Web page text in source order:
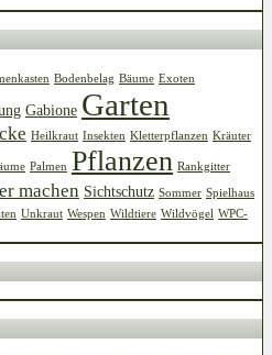
Bodenbelag Bäume Exoten
Gabione Garten
Heilkraut Insekten Kletterpflanzen Kräuter
Palmen Pflanzen Rankgitter
machen Sichtschutz Sommer Spielhaus
Unkraut Wespen Wildtiere Wildvögel WPC-